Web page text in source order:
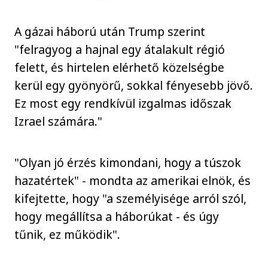
A gázai háború után Trump szerint
"felragyog a hajnal egy átalakult régió
felett, és hirtelen elérhető közelségbe
kerül egy gyönyörű, sokkal fényesebb jövő.
Ez most egy rendkívül izgalmas időszak
Izrael számára."
"Olyan jó érzés kimondani, hogy a túszok
hazatértek" - mondta az amerikai elnök, és
kifejtette, hogy "a személyisége arról szól,
hogy megállítsa a háborúkat - és úgy
tűnik, ez működik".